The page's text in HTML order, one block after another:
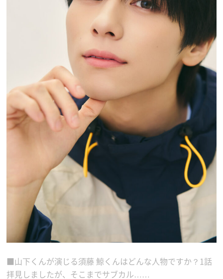
■山下くんが演じる須藤 鯨くんはどんな人物ですか？1話
拝見しましたが、そこまでサブカル……